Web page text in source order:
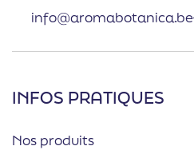
info@aromabotanica.be
INFOS PRATIQUES
Nos produits